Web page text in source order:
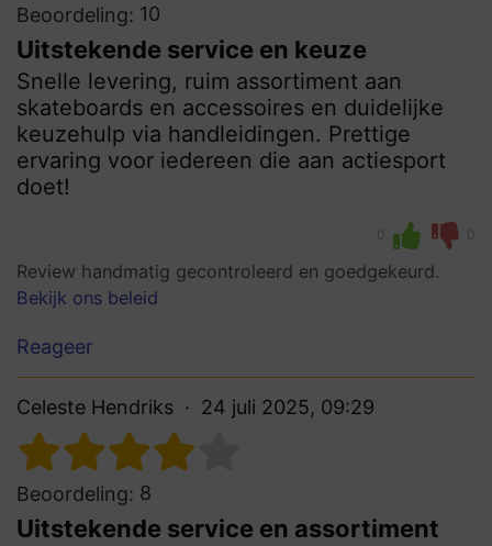
Beoordeling: 10
Uitstekende service en keuze
Snelle levering, ruim assortiment aan
skateboards en accessoires en duidelijke
keuzehulp via handleidingen. Prettige
ervaring voor iedereen die aan actiesport
doet!
0 0
Review handmatig gecontroleerd en goedgekeurd.
Bekijk ons beleid
Reageer
Celeste Hendriks 24 juli 2025, 09:29
Beoordeling: 8
Uitstekende service en assortiment